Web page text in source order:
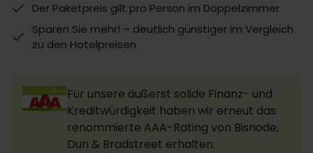
Der Paketpreis gilt pro Person im Doppelzimmer
Sparen Sie mehr! – deutlich günstiger im Vergleich
zu den Hotelpreisen
Für unsere äußerst solide Finanz- und
Kreditwürdigkeit haben wir erneut das
renommierte AAA-Rating von Bisnode,
Dun & Bradstreet erhalten.